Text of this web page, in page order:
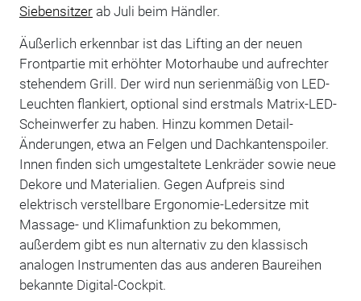
Siebensitzerab Juli beim Händler.
Äußerlich erkennbar ist das Lifting an der neuen
Frontpartie mit erhöhter Motorhaube und aufrechter
stehendem Grill. Der wird nun serienmäßig von LED-
Leuchten flankiert, optional sind erstmals Matrix-LED-
Scheinwerfer zu haben. Hinzu kommen Detail-
Änderungen, etwa an Felgen und Dachkantenspoiler.
Innen finden sich umgestaltete Lenkräder sowie neue
Dekore und Materialien. Gegen Aufpreis sind
elektrisch verstellbare Ergonomie-Ledersitze mit
Massage- und Klimafunktion zu bekommen,
außerdem gibt es nun alternativ zu den klassisch
analogen Instrumenten das aus anderen Baureihen
bekannte Digital-Cockpit.